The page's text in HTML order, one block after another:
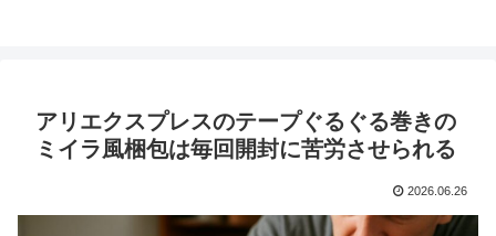
アリエクスプレスのテープぐるぐる巻きの
ミイラ風梱包は毎回開封に苦労させられる
2026.06.26